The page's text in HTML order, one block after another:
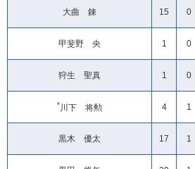
大曲 錬 15 0
甲斐野 央 1 0
狩生 聖真 1 0
*川下 将勲 4 1
黒木 優太 17 1